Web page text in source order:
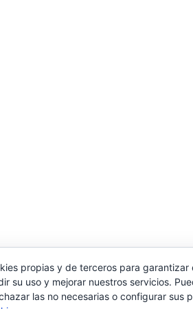
propias y de terceros para garantizar
su uso y mejorar nuestros servicios.
las no necesarias o configurar sus